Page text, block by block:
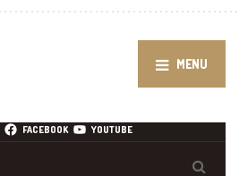
MENU
FACEBOOK YOUTUBE